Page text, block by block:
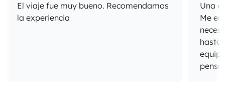
El viaje fue muy bueno. Recomendamos
la experiencia
Una
Me
hasta